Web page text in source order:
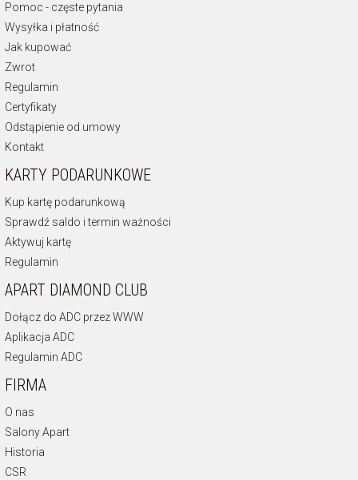
Pomoc - częste pytania
Wysyłka i płatność
Jak kupować
Zwrot
Regulamin
Certyfikaty
Odstąpienie od umowy
Kontakt
KARTY PODARUNKOWE
Kup kartę podarunkową
Sprawdź saldo i termin ważności
Aktywuj kartę
Regulamin
APART DIAMOND CLUB
Dołącz do ADC przez WWW
Aplikacja ADC
Regulamin ADC
FIRMA
O nas
Salony Apart
Historia
CSR